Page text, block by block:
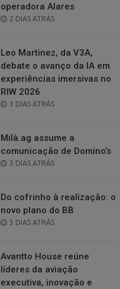
operadora Alares
POSTED
2 DIAS ATRÁS
Leo Martinez, da V3A,
debate o avanço da IA em
experiências imersivas no
RIW 2026
POSTED
3 DIAS ATRÁS
Milà.ag assume a
comunicação de Domino’s
POSTED
3 DIAS ATRÁS
Do cofrinho à realização: o
novo plano do BB
POSTED
3 DIAS ATRÁS
Avantto House reúne
líderes da aviação
executiva, inovação e